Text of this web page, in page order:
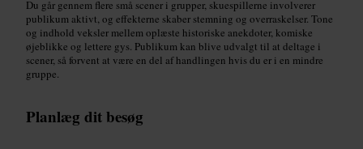
Du går gennem flere små scener i grupper, skuespillerne involverer
publikum aktivt, og effekterne skaber stemning og overraskelser. Tone
og indhold veksler mellem oplæste historiske anekdoter, komiske
øjeblikke og lettere gys. Publikum kan blive udvalgt til at deltage i
scener, så forvent at være en del af handlingen hvis du er i en mindre
gruppe.
Planlæg dit besøg